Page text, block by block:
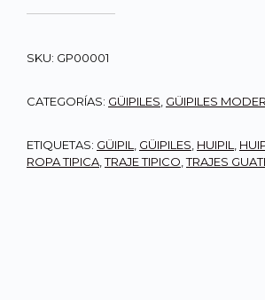
SKU: GP00001
CATEGORÍAS: GÜIPILES, GÜIPILES
ETIQUETAS: GÜIPIL, GÜIPILES, HUIPIL,
ROPA TIPICA,TRAJE TIPICO,TRAJES